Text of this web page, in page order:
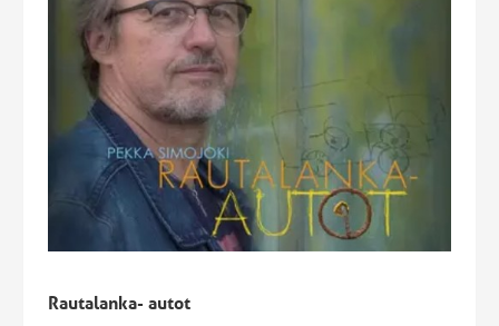
Rautalanka- autot